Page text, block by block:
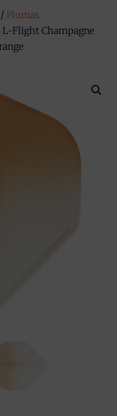
/ Plumas
L-Flight Champagne